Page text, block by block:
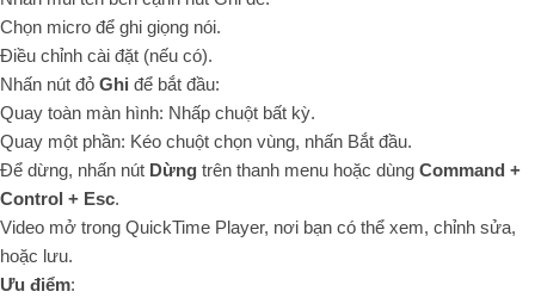
Chọn micro để ghi giọng nói.
Điều chỉnh cài đặt (nếu có).
Nhấn nút đỏ Ghi để bắt đầu:
Quay toàn màn hình: Nhấp chuột bất kỳ.
Quay một phần: Kéo chuột chọn vùng, nhấn Bắt đầu.
Để dừng, nhấn nút Dừng trên thanh menu hoặc dùng Command +
Control + Esc.
Video mở trong QuickTime Player, nơi bạn có thể xem, chỉnh sửa,
hoặc lưu.
Ưu điểm: